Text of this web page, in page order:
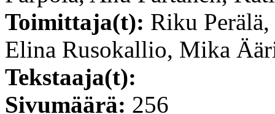
Toimittaja(t): Riku
Elina Rusokallio, Mika
Tekstaaja(t):
Sivumäärä: 256